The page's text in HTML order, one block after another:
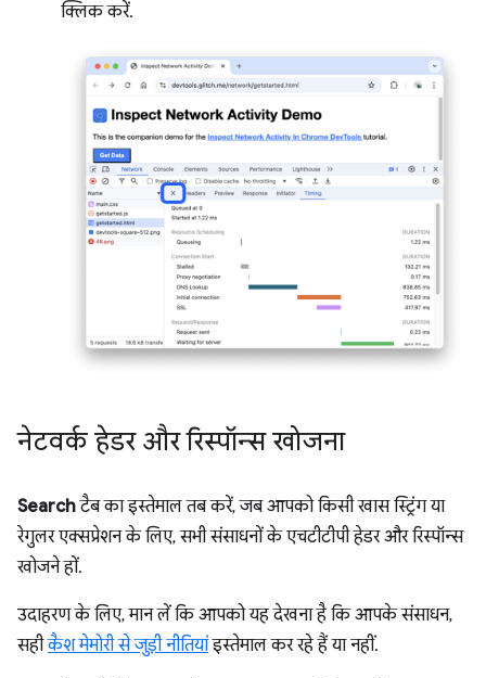
क्लिक करें.
नेटवर्क हेडर और रिस्पॉन्स खोजना
Searchटैब का इस्तेमाल तब करें, जब आपको किसी खास स्ट्रिंग या
रेगुलर एक्सप्रेशन के लिए, सभी संसाधनों के एचटीटीपी हेडर और रिस्पॉन्स
खोजने हों.
उदाहरण के लिए, मान लें कि आपको यह देखना है कि आपके संसाधन,
सहीकैश मेमोरी से जुड़ी नीतियांइस्तेमाल कर रहे हैं या नहीं.